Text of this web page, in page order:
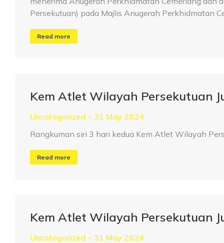
Persekutuan) pada Majlis Anugerah Perkhidmatan
Read more
Kem Atlet Wilayah Persekutuan
Uncategorized
31 May 2024
Rangkuman siri 3 hari kedua Kem Atlet Wilayah
Read more
Kem Atlet Wilayah Persekutuan
Uncategorized
31 May 2024